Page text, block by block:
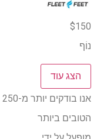
$150
נוֹף
הצג עוד
הטובים ביותר